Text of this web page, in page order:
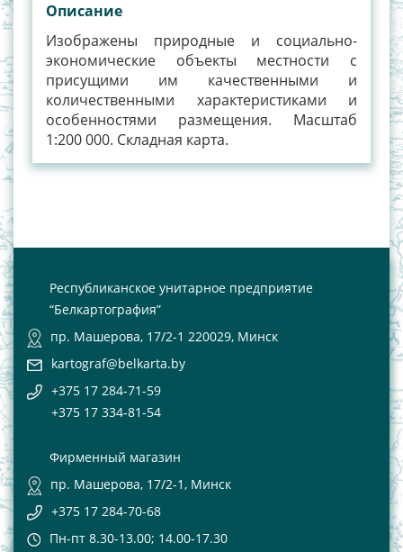
Описание
Изображены природные и социально-
экономические объекты местности с
присущими им качественными и
количественными характеристиками и
особенностями размещения. Масштаб
1:200 000. Складная карта.
Республиканское унитарное предприятие
“Белкартография”
пр. Машерова, 17/2-1 220029, Минск
kartograf@belkarta.by
+375 17 284-71-59
+375 17 334-81-54
Фирменный магазин
пр. Машерова, 17/2-1, Минск
+375 17 284-70-68
Пн-пт 8.30-13.00; 14.00-17.30